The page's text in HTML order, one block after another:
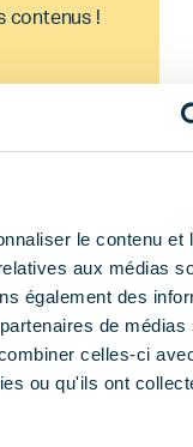
le contenu et
aux médias
également des
de médias
celles-ci
ou qu'ils ont
contenus !